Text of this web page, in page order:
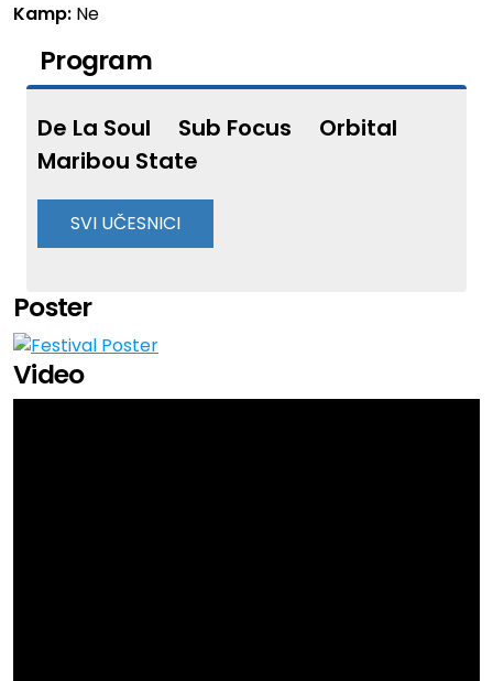
Kamp: Ne
Program
De La Soul Sub Focus
Orbital
Maribou State
SVI UČESNICI
Folamour
Basslayerz
Silva Bumpa
Horse Meat Disco
Girls Don’t Sync
Poster
Video